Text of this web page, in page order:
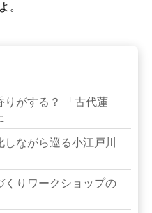
。
りがする？ 「古代蓮
しながら巡る小江戸川
くりワークショップの